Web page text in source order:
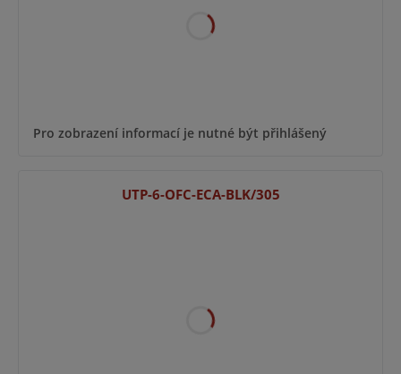
Pro zobrazení informací je nutné být přihlášený
UTP-6-OFC-ECA-BLK/305